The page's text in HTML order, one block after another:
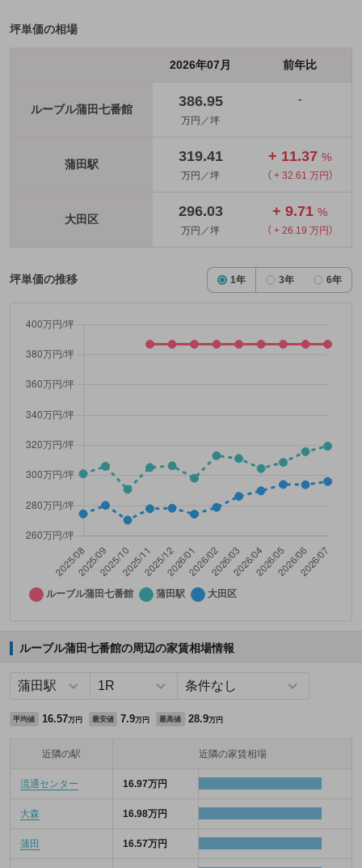
坪単価の相場
2026年07月 前年比
ルーブル蒲田七番館 386.95
万円／坪
-
蒲田駅 319.41
万円／坪
+ 11.37 %
（ + 32.61 万円）
大田区 296.03
万円／坪
+ 9.71 %
（ + 26.19 万円）
坪単価の推移 1年 3年 6年
ルーブル蒲田七番館の周辺の家賃相場情報
平均値 16.57万円 最安値 7.9万円 最高値 28.9万円
近隣の駅 近隣の家賃相場
流通センター 16.97万円
大森 16.98万円
蒲田 16.57万円